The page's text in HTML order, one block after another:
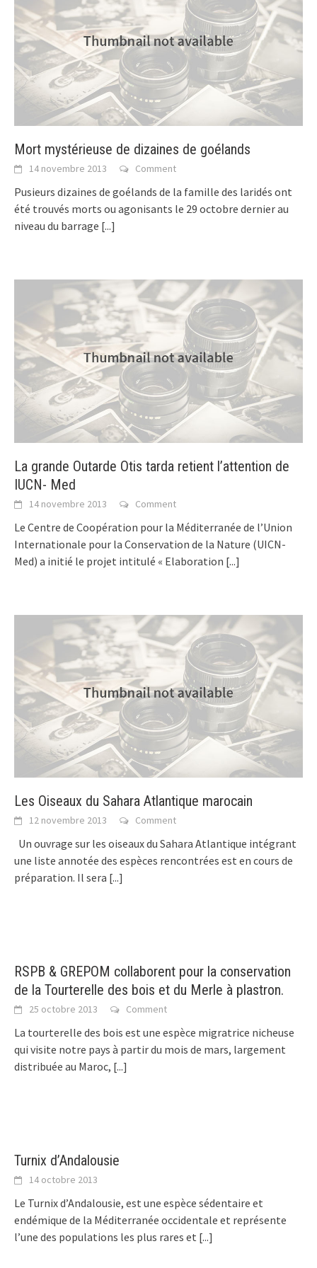
Mort mystérieuse de dizaines de goélands
14 novembre 2013 Comment
Pusieurs dizaines de goélands de la famille des laridés ont
été trouvés morts ou agonisants le 29 octobre dernier au
niveau du barrage [...]
La grande Outarde Otis tarda retient l’attention de
IUCN- Med
14 novembre 2013 Comment
Le Centre de Coopération pour la Méditerranée de l’Union
Internationale pour la Conservation de la Nature (UICN-
Med) a initié le projet intitulé « Elaboration [...]
Les Oiseaux du Sahara Atlantique marocain
12 novembre 2013 Comment
Un ouvrage sur les oiseaux du Sahara Atlantique intégrant
une liste annotée des espèces rencontrées est en cours de
préparation. Il sera [...]
RSPB & GREPOM collaborent pour la conservation
de la Tourterelle des bois et du Merle à plastron.
25 octobre 2013 Comment
La tourterelle des bois est une espèce migratrice nicheuse
qui visite notre pays à partir du mois de mars, largement
distribuée au Maroc, [...]
Turnix d’Andalousie
14 octobre 2013
Le Turnix d’Andalousie, est une espèce sédentaire et
endémique de la Méditerranée occidentale et représente
l’une des populations les plus rares et [...]